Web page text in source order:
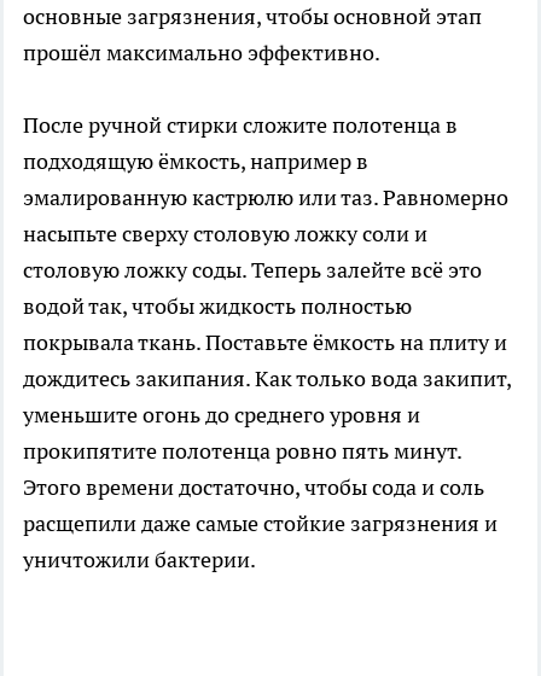
основные загрязнения, чтобы основной этап
прошёл максимально эффективно.
После ручной стирки сложите полотенца в
подходящую ёмкость, например в
эмалированную кастрюлю или таз. Равномерно
насыпьте сверху столовую ложку соли и
столовую ложку соды. Теперь залейте всё это
водой так, чтобы жидкость полностью
покрывала ткань. Поставьте ёмкость на плиту и
дождитесь закипания. Как только вода закипит,
уменьшите огонь до среднего уровня и
прокипятите полотенца ровно пять минут.
Этого времени достаточно, чтобы сода и соль
расщепили даже самые стойкие загрязнения и
уничтожили бактерии.